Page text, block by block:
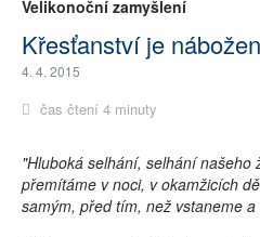
Velikonoční zamyšlení
Křesťanství je
4. 4. 2015
čas čtení 4 minuty
"Hluboká selhání, selhání našeho
přemítáme v noci, v okamžicích
samým, před tím, než vstaneme